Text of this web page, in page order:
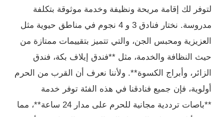
لتوفر لك إقامة مريحة ونظيفة وخدمة موثوقة بتكلفة
مدروسة. نختار فنادق 3 و 4 نجوم في مناطق حيوية مثل
العزيزية ومحبس الجن، والتي تتميز بتقييمات ممتازة من
حيث النظافة والخدمة، مثل **فندق إيلاف بكة، فندق
الزائر، وأبراج الكسوة**. ولأننا نعرف أن القرب من الحرم
أولوية، فإن جميع فنادقنا في هذه الفئة توفر خدمة
**باصات ترددية مجانية للحرم على مدار 24 ساعة**، مما